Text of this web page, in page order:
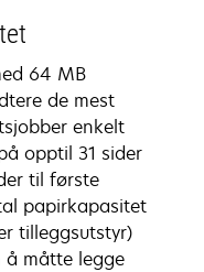
64 MB
de mest
enkelt
opptil 31 sider
til første
papirkapasitet
tilleggsutstyr)
å måtte legge